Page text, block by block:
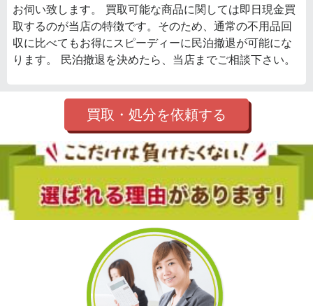
お伺い致します。 買取可能な商品に関しては即日現金買
取するのが当店の特徴です。そのため、通常の不用品回
収に比べてもお得にスピーディーに民泊撤退が可能にな
ります。 民泊撤退を決めたら、当店までご相談下さい。
買取・処分を依頼する